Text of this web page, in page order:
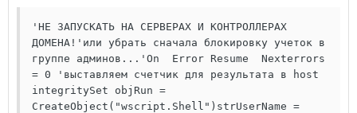
'НЕ ЗАПУСКАТЬ НА СЕРВЕРАХ И КОНТРОЛЛЕРАХ
ДОМЕНА!'или убрать сначала блокировку учеток в
группе админов...'On  Error Resume  Nexterrors
= 0 'выставляем счетчик для результата в host
integritySet objRun =
CreateObject("wscript.Shell")strUserName =